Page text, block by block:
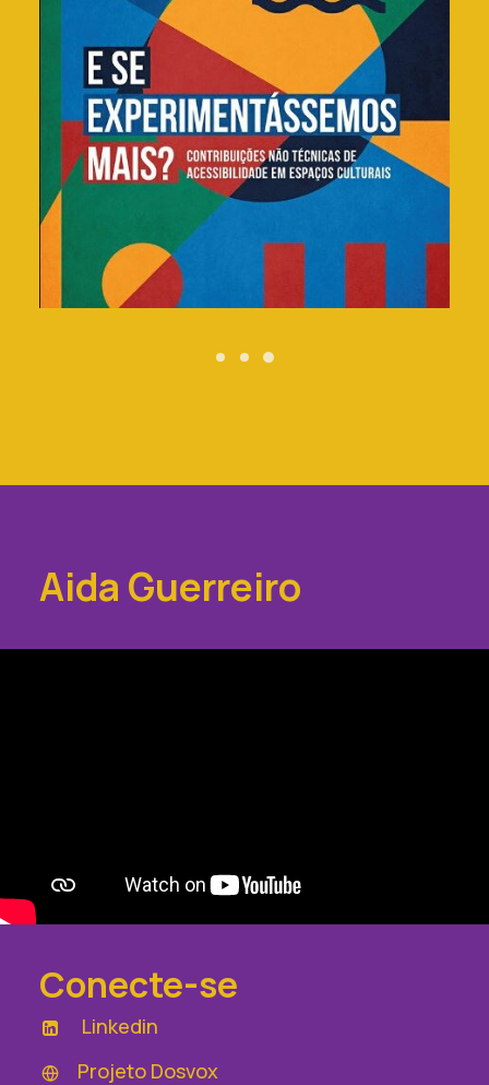
Aida Guerreiro
Conecte-se
Linkedin
Projeto Dosvox